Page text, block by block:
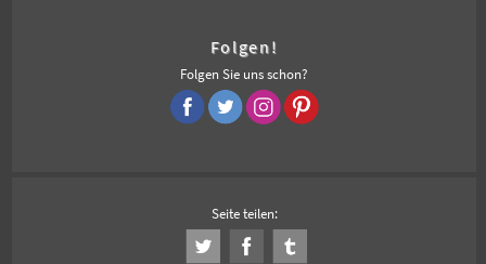
Folgen!
Folgen Sie uns schon?
Seite teilen: